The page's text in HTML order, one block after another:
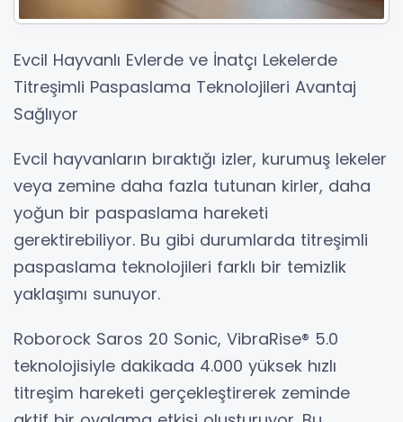
Evcil Hayvanlı Evlerde ve İnatçı Lekelerde
Titreşimli Paspaslama Teknolojileri Avantaj
Sağlıyor
Evcil hayvanların bıraktığı izler, kurumuş lekeler
veya zemine daha fazla tutunan kirler, daha
yoğun bir paspaslama hareketi
gerektirebiliyor. Bu gibi durumlarda titreşimli
paspaslama teknolojileri farklı bir temizlik
yaklaşımı sunuyor.
Roborock Saros 20 Sonic, VibraRise® 5.0
teknolojisiyle dakikada 4.000 yüksek hızlı
titreşim hareketi gerçekleştirerek zeminde